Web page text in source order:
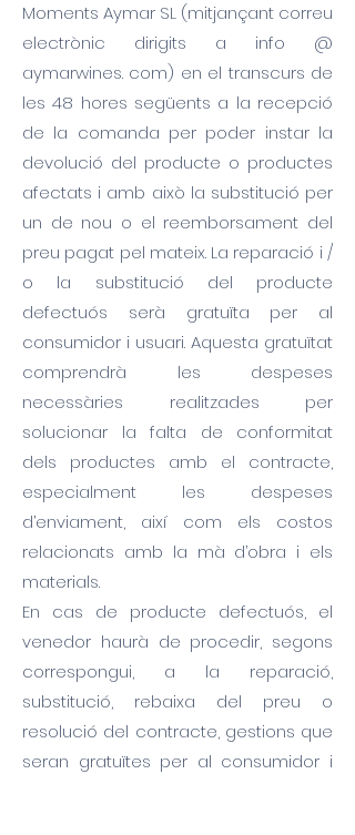
Moments Aymar SL (mitjançant correu
electrònic dirigits a info @
aymarwines. com) en el transcurs de
les 48 hores següents a la recepció
de la comanda per poder instar la
devolució del producte o productes
afectats i amb això la substitució per
un de nou o el reemborsament del
preu pagat pel mateix. La reparació i /
o la substitució del producte
defectuós serà gratuïta per al
consumidor i usuari. Aquesta gratuïtat
comprendrà les despeses
necessàries realitzades per
solucionar la falta de conformitat
dels productes amb el contracte,
especialment les despeses
d’enviament, així com els costos
relacionats amb la mà d’obra i els
materials.
En cas de producte defectuós, el
venedor haurà de procedir, segons
correspongui, a la reparació,
substitució, rebaixa del preu o
resolució del contracte, gestions que
seran gratuïtes per al consumidor i